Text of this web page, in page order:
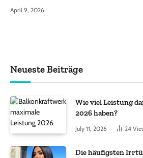
April 9, 2026
Neueste Beiträge
Wie viel Leistung
2026 haben?
July 11, 2026 24
Die häufigsten